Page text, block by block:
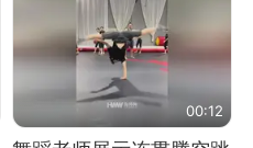
不带古筝的选手。”（来
源：新华每日电讯）
00:12